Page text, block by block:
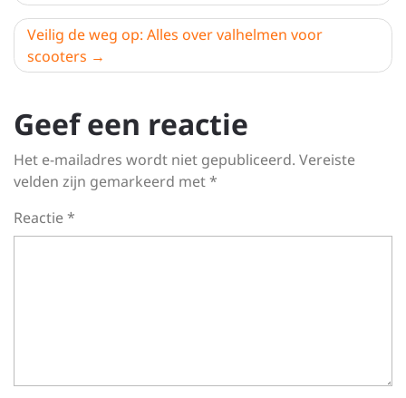
Veilig de weg op: Alles over valhelmen voor
scooters
Geef een reactie
Het e-mailadres wordt niet gepubliceerd. Vereiste
velden zijn gemarkeerd met*
Reactie*